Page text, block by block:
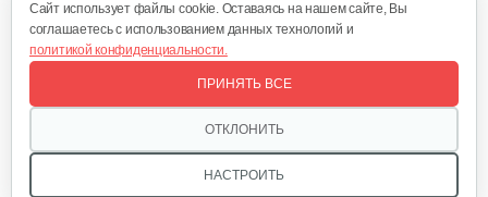
Cайт использует файлы cookie. Оставаясь на нашем сайте, Вы
соглашаетесь с использованием данных технологий и
политикой конфиденциальности.
НАСТРОИТЬ
ОТКЛОНИТЬ
ПРИНЯТЬ ВСЕ